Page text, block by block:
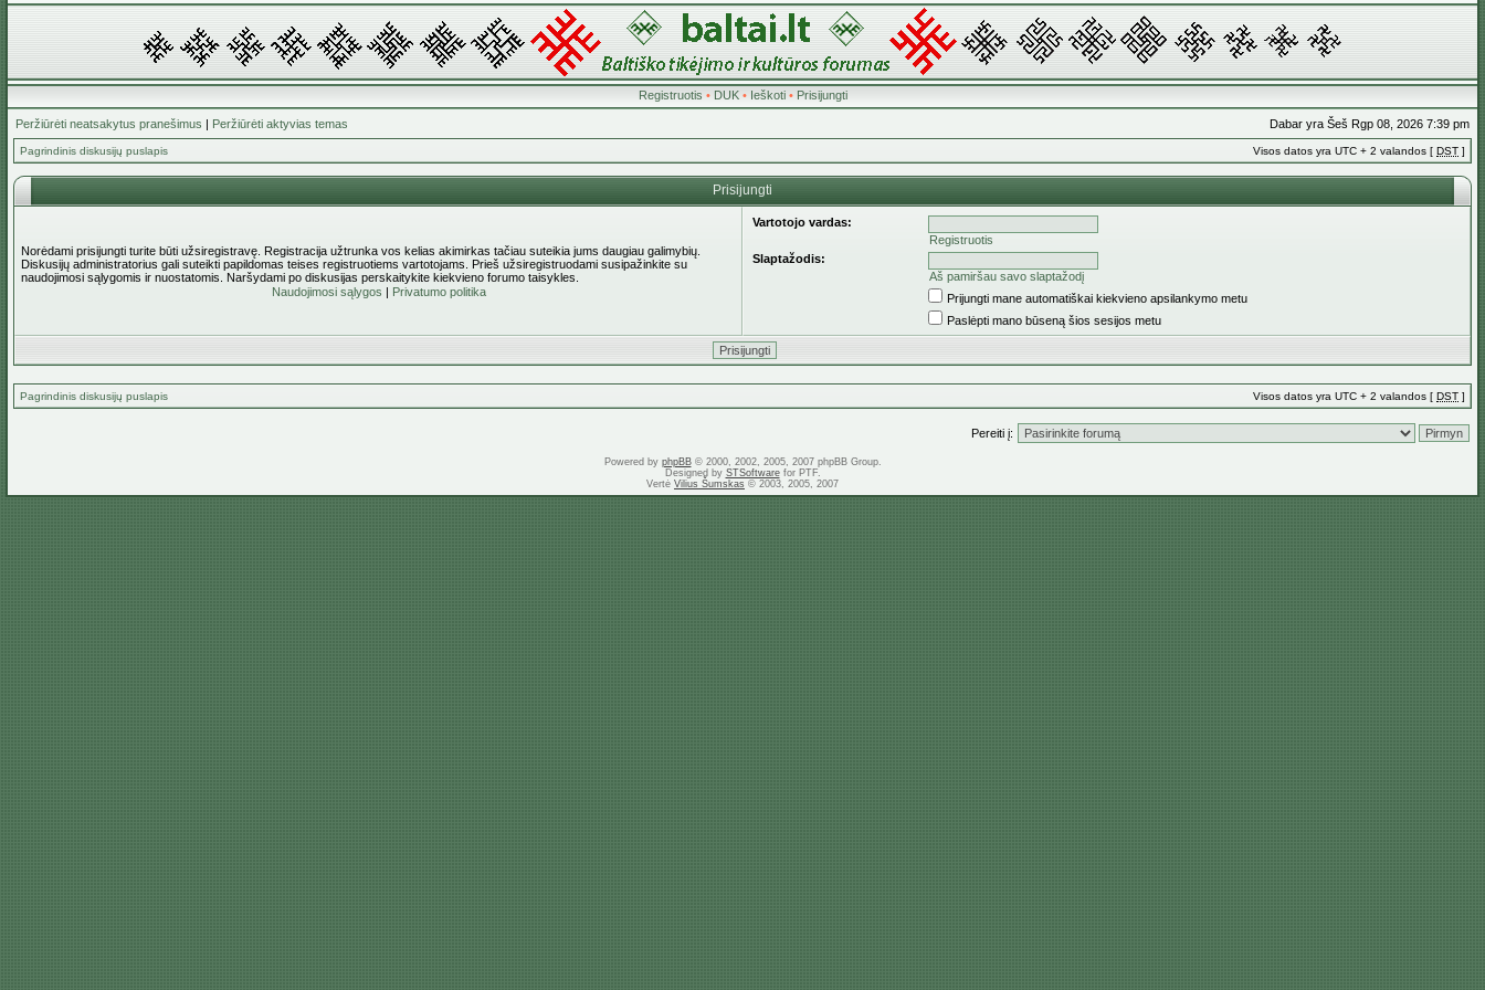
Registruotis • DUK• Ieškoti• Prisijungti
Peržiūrėti neatsakytus pranešimus | Peržiūrėti aktyvias temas Dabar yra Šeš Rgp 08, 2026 7:39 pm
Pagrindinis diskusijų puslapis Visos datos yra UTC + 2 valandos [ DST ]
Prisijungti
Norėdami prisijungti turite būti užsiregistravę. Registracija užtrunka vos kelias akimirkas tačiau suteikia jums daugiau galimybių.
Diskusijų administratorius gali suteikti papildomas teises registruotiems vartotojams. Prieš užsiregistruodami susipažinkite su
naudojimosi sąlygomis ir nuostatomis. Naršydami po diskusijas perskaitykite kiekvieno forumo taisykles.
Naudojimosi sąlygos | Privatumo politika
Vartotojo vardas:
Registruotis
Slaptažodis:
Aš pamiršau savo slaptažodį
Prijungti mane automatiškai kiekvieno apsilankymo metu
Paslėpti mano būseną šios sesijos metu
Pagrindinis diskusijų puslapis Visos datos yra UTC + 2 valandos [ DST ]
Pereiti į:
Powered by phpBB© 2000, 2002, 2005, 2007 phpBB Group.
Designed by STSoftwarefor PTF.
Vertė Vilius Šumskas © 2003, 2005, 2007